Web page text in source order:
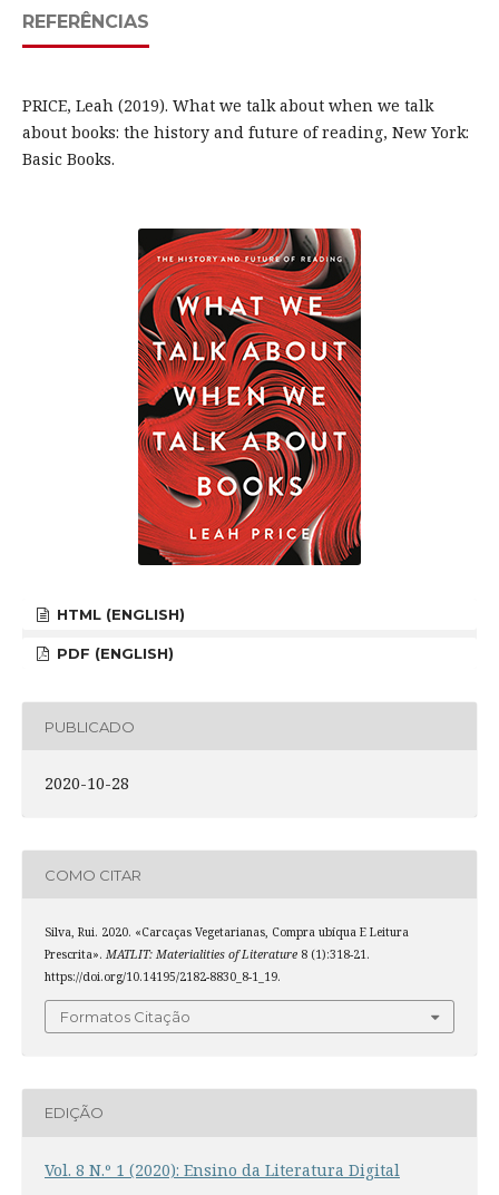
REFERÊNCIAS
PRICE, Leah (2019). What we talk about when we talk
about books: the history and future of reading, New York:
Basic Books.
HTML (ENGLISH)
PDF (ENGLISH)
PUBLICADO
2020-10-28
COMO CITAR
Silva, Rui. 2020. «Carcaças Vegetarianas, Compra ubíqua E Leitura
Prescrita». MATLIT: Materialities of Literature8 (1):318-21.
https://doi.org/10.14195/2182-8830_8-1_19.
Formatos Citação
EDIÇÃO
Vol. 8 N.º 1 (2020): Ensino da Literatura Digital